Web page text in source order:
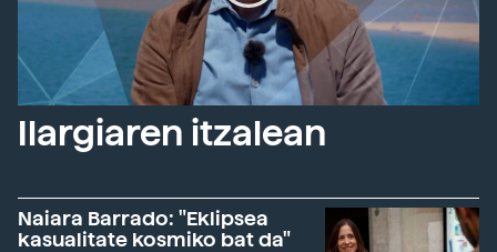
Ilargiaren itzalean
Naiara Barrado: "Eklipsea
kasualitate kosmiko bat da"